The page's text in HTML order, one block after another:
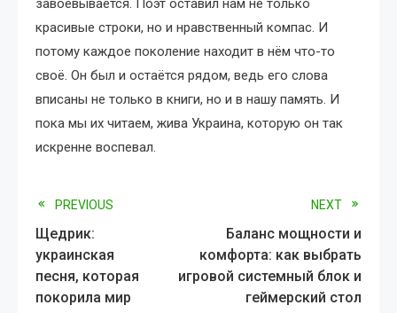
завоёвывается. Поэт оставил нам не только
красивые строки, но и нравственный компас. И
потому каждое поколение находит в нём что-то
своё. Он был и остаётся рядом, ведь его слова
вписаны не только в книги, но и в нашу память. И
пока мы их читаем, жива Украина, которую он так
искренне воспевал.
Read
more
articles
PREVIOUS
Щедрик:
украинская
песня, которая
покорила мир
NEXT
Баланс мощности и
комфорта: как выбрать
игровой системный блок и
геймерский стол